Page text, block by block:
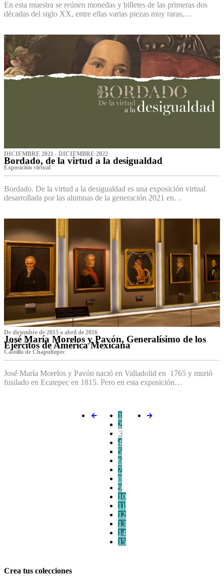
En esta muestra se reúnen monedas y billetes de las primeras dos
décadas del siglo XX, entre ellas varias piezas muy raras,…
DICIEMBRE 2021 - DICIEMBRE 2022
Bordado, de la virtud a la desigualdad
Exposición virtual‌
Bordado. De la virtud a la desigualdad es una exposición virtual
desarrollada por las alumnas de la generación 2021 en…
De diciembre de 2015 a abril de 2016
José María Morelos y Pavón, Generalísimo de los
Ejércitos de América Mexicana
C‌astillo de Chapultepec
José María Morelos y Pavón nació en Valladolid en 1765 y murió
fusilado en Ecatepec en 1815. Pero en esta exposición…
1
2
3
4
5
6
7
8
9
10
11
12
13
14
15
Crea tus colecciones